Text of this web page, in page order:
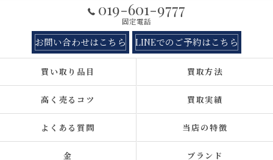
019-601-9777
固定電話
お問い合わせはこちら LINEでのご予約はこちら
買い取り品目 買取方法
高く売るコツ 買取実績
よくある質問 当店の特徴
金 ブランド